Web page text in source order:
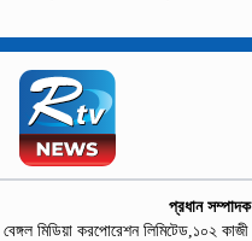
প্রধান
বেঙ্গল মিডিয়া করপোরেশন লিমিটেড,১০২